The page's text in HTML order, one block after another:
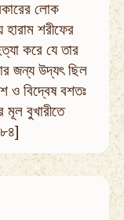
লোক
হারাম শরীফের
করে যে তার
জন্য উদ্যৎ ছিল
ও বিদ্বেষ বশতঃ
মূল বুখারীতে